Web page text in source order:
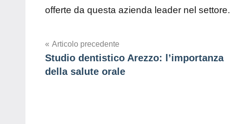
offerte da questa azienda leader nel settore.
Navigazione
articoli
Articolo precedente
Studio dentistico Arezzo: l’importanza
della salute orale